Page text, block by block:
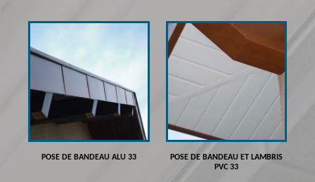
POSE DE BANDEAU ALU 33
POSE DE BANDEAU ET LAMBRIS
PVC 33